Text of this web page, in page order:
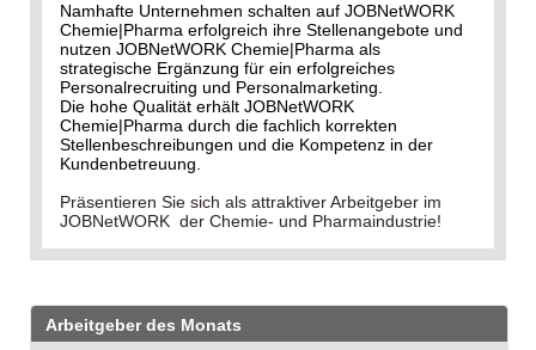
Namhafte Unternehmen schalten auf JOBNetWORK
Chemie|Pharma erfolgreich ihre Stellenangebote und
nutzen JOBNetWORK Chemie|Pharma als
strategische Ergänzung für ein erfolgreiches
Personalrecruiting und Personalmarketing.
Die hohe Qualität erhält JOBNetWORK
Chemie|Pharma durch die fachlich korrekten
Stellenbeschreibungen und die Kompetenz in der
Kundenbetreuung.
Präsentieren Sie sich als attraktiver Arbeitgeber im
JOBNetWORK der Chemie- und Pharmaindustrie!
Arbeitgeber des Monats